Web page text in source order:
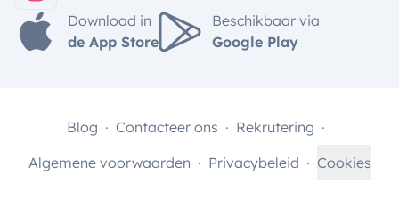
Download in
de App Store
Beschikbaar via
Google Play
Blog Contacteer ons
Rekrutering
Algemene voorwaarden
Privacybeleid Cookies